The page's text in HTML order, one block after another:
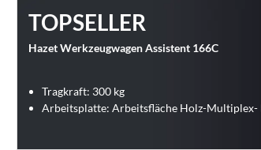
TOPSELLER
Hazet Werkzeugwagen Assistent 166C
Tragkraft: 300 kg
Arbeitsplatte: Arbeitsfläche Holz-Multiplex-